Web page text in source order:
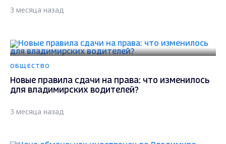
3 месяца назад
ОБЩЕСТВО
Новые правила сдачи на права: что изменилось
для владимирских водителей?
3 месяца назад